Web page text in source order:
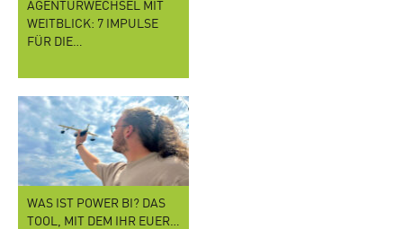
AGENTURWECHSEL MIT
WEITBLICK: 7 IMPULSE
FÜR DIE…
WAS IST POWER BI? DAS
TOOL, MIT DEM IHR EUER…